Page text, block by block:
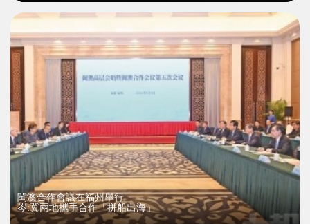
閩澳合作會議在福州舉行
岑:冀兩地攜手合作「拼船出海」